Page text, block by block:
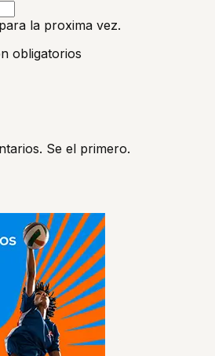
la proxima vez.
obligatorios
Se el primero.